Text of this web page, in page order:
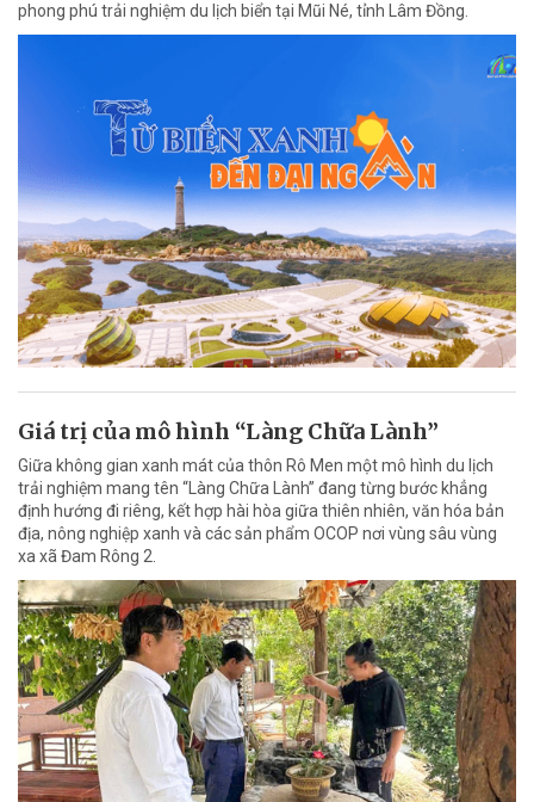
phong phú trải nghiệm du lịch biển tại Mũi Né, tỉnh Lâm Đồng.
Giá trị của mô hình “Làng Chữa Lành”
Giữa không gian xanh mát của thôn Rô Men một mô hình du lịch
trải nghiệm mang tên “Làng Chữa Lành” đang từng bước khẳng
định hướng đi riêng, kết hợp hài hòa giữa thiên nhiên, văn hóa bản
địa, nông nghiệp xanh và các sản phẩm OCOP nơi vùng sâu vùng
xa xã Đam Rông 2.